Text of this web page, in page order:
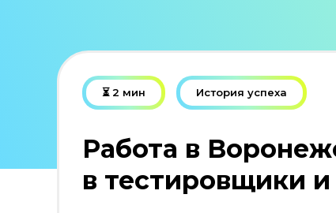
⏳ 2 мин История успеха
Работа в
в тестировщики и